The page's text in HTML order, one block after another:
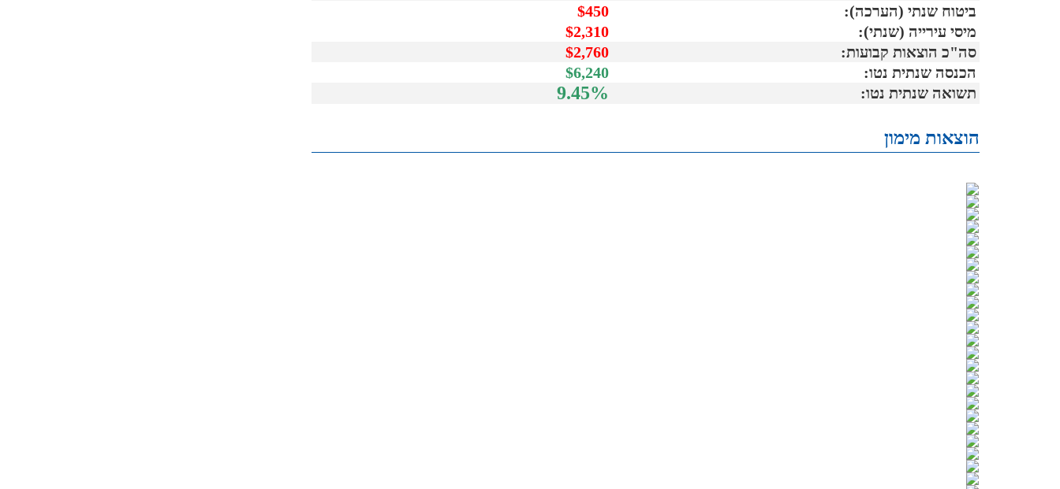
ביטוח שנתי (הערכה):
$450
מיסי עירייה (שנתי):
$2,310
סה"כ הוצאות קבועות:
$2,760
הכנסה שנתית נטו:
$6,240
תשואה שנתית נטו:
9.45%
הוצאות מימון